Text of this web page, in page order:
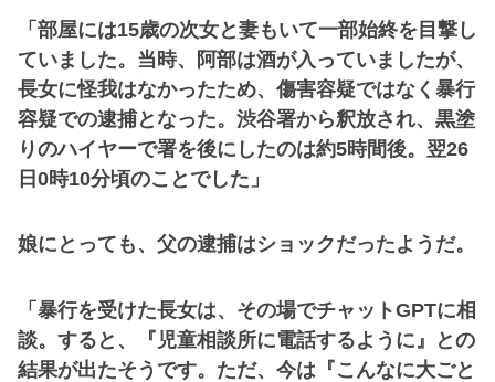
「部屋には15歳の次女と妻もいて一部始終を目撃し
ていました。当時、阿部は酒が入っていましたが、
長女に怪我はなかったため、傷害容疑ではなく暴行
容疑での逮捕となった。渋谷署から釈放され、黒塗
りのハイヤーで署を後にしたのは約5時間後。翌26
日0時10分頃のことでした」
娘にとっても、父の逮捕はショックだったようだ。
「暴行を受けた長女は、その場でチャットGPTに相
談。すると、『児童相談所に電話するように』との
結果が出たそうです。ただ、今は『こんなに大ごと